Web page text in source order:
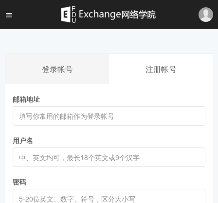
登录帐号 注册帐号
邮箱地址
用户名
密码